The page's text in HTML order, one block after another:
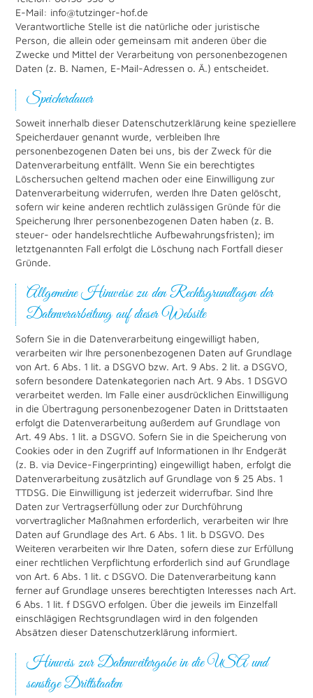
E-Mail: info@tutzinger-hof.de
Verantwortliche Stelle ist die natürliche oder juristische
Person, die allein oder gemeinsam mit anderen über die
Zwecke und Mittel der Verarbeitung von personenbezogenen
Daten (z. B. Namen, E-Mail-Adressen o. Ä.) entscheidet.
Speicherdauer
Soweit innerhalb dieser Datenschutzerklärung keine speziellere
Speicherdauer genannt wurde, verbleiben Ihre
personenbezogenen Daten bei uns, bis der Zweck für die
Datenverarbeitung entfällt. Wenn Sie ein berechtigtes
Löschersuchen geltend machen oder eine Einwilligung zur
Datenverarbeitung widerrufen, werden Ihre Daten gelöscht,
sofern wir keine anderen rechtlich zulässigen Gründe für die
Speicherung Ihrer personenbezogenen Daten haben (z. B.
steuer- oder handelsrechtliche Aufbewahrungsfristen); im
letztgenannten Fall erfolgt die Löschung nach Fortfall dieser
Gründe.
Allgemeine Hinweise zu den Rechtsgrundlagen der
Datenverarbeitung auf dieser Website
Sofern Sie in die Datenverarbeitung eingewilligt haben,
verarbeiten wir Ihre personenbezogenen Daten auf Grundlage
von Art. 6 Abs. 1 lit. a DSGVO bzw. Art. 9 Abs. 2 lit. a DSGVO,
sofern besondere Datenkategorien nach Art. 9 Abs. 1 DSGVO
verarbeitet werden. Im Falle einer ausdrücklichen Einwilligung
in die Übertragung personenbezogener Daten in Drittstaaten
erfolgt die Datenverarbeitung außerdem auf Grundlage von
Art. 49 Abs. 1 lit. a DSGVO. Sofern Sie in die Speicherung von
Cookies oder in den Zugriff auf Informationen in Ihr Endgerät
(z. B. via Device-Fingerprinting) eingewilligt haben, erfolgt die
Datenverarbeitung zusätzlich auf Grundlage von § 25 Abs. 1
TTDSG. Die Einwilligung ist jederzeit widerrufbar. Sind Ihre
Daten zur Vertragserfüllung oder zur Durchführung
vorvertraglicher Maßnahmen erforderlich, verarbeiten wir Ihre
Daten auf Grundlage des Art. 6 Abs. 1 lit. b DSGVO. Des
Weiteren verarbeiten wir Ihre Daten, sofern diese zur Erfüllung
einer rechtlichen Verpflichtung erforderlich sind auf Grundlage
von Art. 6 Abs. 1 lit. c DSGVO. Die Datenverarbeitung kann
ferner auf Grundlage unseres berechtigten Interesses nach Art.
6 Abs. 1 lit. f DSGVO erfolgen. Über die jeweils im Einzelfall
einschlägigen Rechtsgrundlagen wird in den folgenden
Absätzen dieser Datenschutzerklärung informiert.
Hinweis zur Datenweitergabe in die USA und
sonstige Drittstaaten